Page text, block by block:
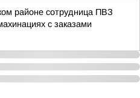
районе сотрудница ПВЗ
с заказами